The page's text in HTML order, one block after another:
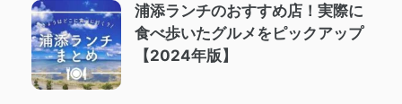
浦添ランチのおすすめ店！実際に
食べ歩いたグルメをピックアップ
【2024年版】